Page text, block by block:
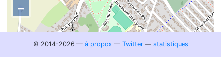
–
© 2014-2026 — à propos — Twitter— statistiques